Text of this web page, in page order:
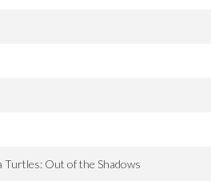
Turtles: Out of the Shadows